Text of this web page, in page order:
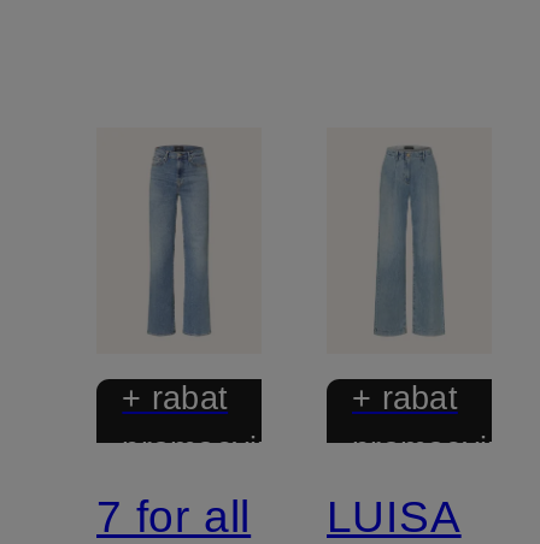
+ rabat
promocyjny
7 for all
+ rabat
promocyjny
Mix &
LUISA